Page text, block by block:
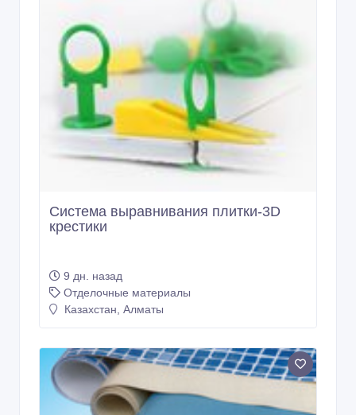
Система выравнивания плитки-3D
крестики
9 дн. назад
Отделочные материалы
Казахстан, Алматы